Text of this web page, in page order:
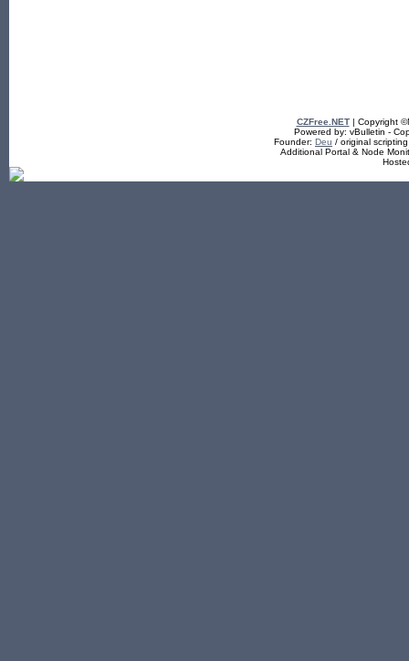
CZFree.NET| Copyright
Powered by: vBulletin -
Founder: Deu / original
Additional Portal & Node